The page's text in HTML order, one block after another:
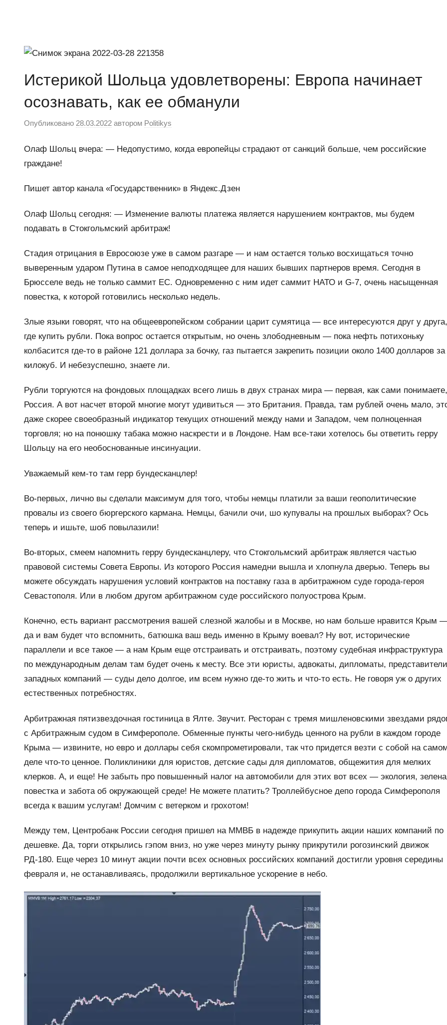
сайт
WordPress
Истерикой Шольца удовлетворены: Европа начинает
осознавать, как ее обманули
Опубликовано 28.03.2022 автором Politikys
Олаф Шольц вчера: — Недопустимо, когда европейцы страдают от санкций больше, чем российские
граждане!
Пишет автор канала «Государственник» в Яндекс.Дзен
Олаф Шольц сегодня: — Изменение валюты платежа является нарушением контрактов, мы будем
подавать в Стокгольмский арбитраж!
Стадия отрицания в Евросоюзе уже в самом разгаре — и нам остается только восхищаться точно
выверенным ударом Путина в самое неподходящее для наших бывших партнеров время. Сегодня в
Брюсселе ведь не только саммит ЕС. Одновременно с ним идет саммит НАТО и G-7, очень насыщенная
повестка, к которой готовились несколько недель.
Злые языки говорят, что на общеевропейском собрании царит сумятица — все интересуются друг у друга,
где купить рубли. Пока вопрос остается открытым, но очень злободневным — пока нефть потихоньку
колбасится где-то в районе 121 доллара за бочку, газ пытается закрепить позиции около 1400 долларов за
килокуб. И небезуспешно, знаете ли.
Рубли торгуются на фондовых площадках всего лишь в двух странах мира — первая, как сами понимаете,
Россия. А вот насчет второй многие могут удивиться — это Британия. Правда, там рублей очень мало,
даже скорее своеобразный индикатор текущих отношений между нами и Западом, чем полноценная
торговля; но на понюшку табака можно наскрести и в Лондоне. Нам все-таки хотелось бы ответить герру
Шольцу на его необоснованные инсинуации.
Уважаемый кем-то там герр бундесканцлер!
Во-первых, лично вы сделали максимум для того, чтобы немцы платили за ваши геополитические
провалы из своего бюргерского кармана. Немцы, бачили очи, шо купувалы на прошлых выборах? Ось
теперь и ишьте, шоб повылазили!
Во-вторых, смеем напомнить герру бундесканцлеру, что Стокгольмский арбитраж является частью
правовой системы Совета Европы. Из которого Россия намедни вышла и хлопнула дверью. Теперь вы
можете обсуждать нарушения условий контрактов на поставку газа в арбитражном суде города-героя
Севастополя. Или в любом другом арбитражном суде российского полуострова Крым.
Конечно, есть вариант рассмотрения вашей слезной жалобы и в Москве, но нам больше нравится Крым
да и вам будет что вспомнить, батюшка ваш ведь именно в Крыму воевал? Ну вот, исторические
параллели и все такое — а нам Крым еще отстраивать и отстраивать, поэтому судебная инфраструктура
по международным делам там будет очень к месту. Все эти юристы, адвокаты, дипломаты, представители
западных компаний — суды дело долгое, им всем нужно где-то жить и что-то есть. Не говоря уж о других
естественных потребностях.
Арбитражная пятизвездочная гостиница в Ялте. Звучит. Ресторан с тремя мишленовскими звездами
с Арбитражным судом в Симферополе. Обменные пункты чего-нибудь ценного на рубли в каждом городе
Крыма — извините, но евро и доллары себя скомпрометировали, так что придется везти с собой на
деле что-то ценное. Поликлиники для юристов, детские сады для дипломатов, общежития для мелких
клерков. А, и еще! Не забыть про повышенный налог на автомобили для этих вот всех — экология,
повестка и забота об окружающей среде! Не можете платить? Троллейбусное депо города Симферополя
всегда к вашим услугам! Домчим с ветерком и грохотом!
Между тем, Центробанк России сегодня пришел на ММВБ в надежде прикупить акции наших компаний по
дешевке. Да, торги открылись гэпом вниз, но уже через минуту рынку прикрутили рогозинский движок
РД-180. Еще через 10 минут акции почти всех основных российских компаний достигли уровня середины
февраля и, не останавливаясь, продолжили вертикальное ускорение в небо.